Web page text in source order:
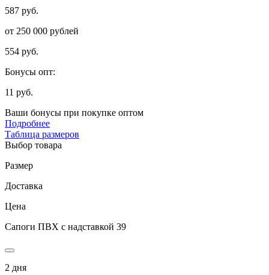
587 руб.
от 250 000 рублей
554 руб.
Бонусы опт:
11 руб.
Ваши бонусы при покупке оптом
Подробнее
Таблица размеров
Выбор товара
Размер
Доставка
Цена
Сапоги ПВХ с надставкой 39
2 дня